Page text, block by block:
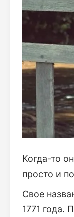
Когда-то
просто и
Свое
1771